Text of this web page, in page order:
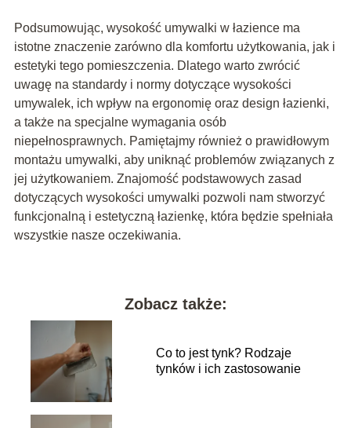
Podsumowując, wysokość umywalki w łazience ma
istotne znaczenie zarówno dla komfortu użytkowania, jak i
estetyki tego pomieszczenia. Dlatego warto zwrócić
uwagę na standardy i normy dotyczące wysokości
umywalek, ich wpływ na ergonomię oraz design łazienki,
a także na specjalne wymagania osób
niepełnosprawnych. Pamiętajmy również o prawidłowym
montażu umywalki, aby uniknąć problemów związanych z
jej użytkowaniem. Znajomość podstawowych zasad
dotyczących wysokości umywalki pozwoli nam stworzyć
funkcjonalną i estetyczną łazienkę, która będzie spełniała
wszystkie nasze oczekiwania.
Zobacz także:
Co to jest tynk? Rodzaje
tynków i ich zastosowanie